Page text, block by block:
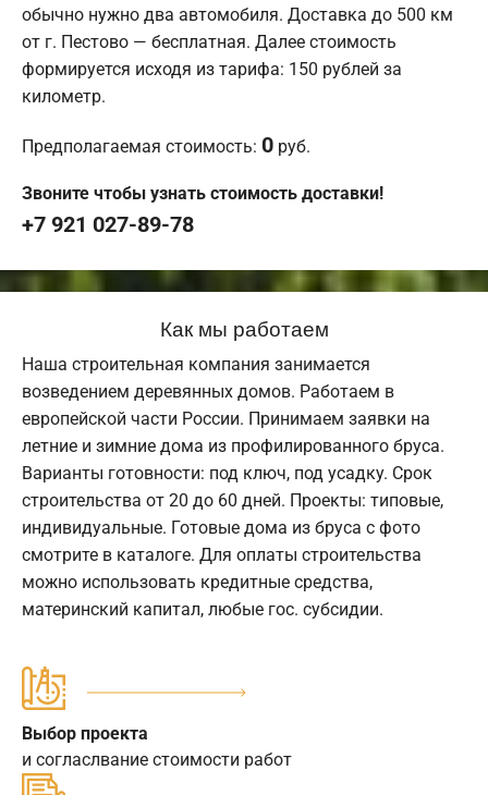
обычно нужно два автомобиля. Доставка до 500 км
от г. Пестово — бесплатная. Далее стоимость
формируется исходя из тарифа: 150 рублей за
километр.
Предполагаемая стоимость: 0 руб.
Звоните чтобы узнать стоимость доставки!
+7 921 027-89-78
Как мы работаем
Наша строительная компания занимается
возведением деревянных домов. Работаем в
европейской части России. Принимаем заявки на
летние и зимние дома из профилированного бруса.
Варианты готовности: под ключ, под усадку. Срок
строительства от 20 до 60 дней. Проекты: типовые,
индивидуальные. Готовые дома из бруса с фото
смотрите в каталоге. Для оплаты строительства
можно использовать кредитные средства,
материнский капитал, любые гос. субсидии.
Выбор проекта
и согласлвание стоимости работ